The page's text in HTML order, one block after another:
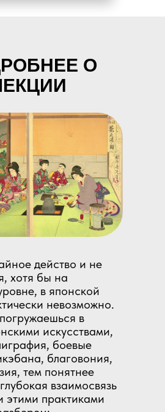
О
действо и не
хотя бы на
в японской
невозможно.
в
искусствами,
боевые
благовония,
тем понятнее
взаимосвязь
этими практиками